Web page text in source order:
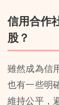
信用合作
股？
雖然成為信
也有一些明
維持公平，